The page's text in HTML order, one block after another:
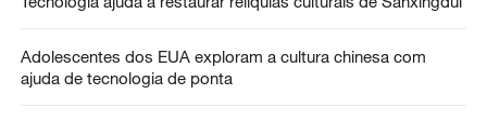
Adolescentes dos EUA exploram a cultura chinesa com
ajuda de tecnologia de ponta